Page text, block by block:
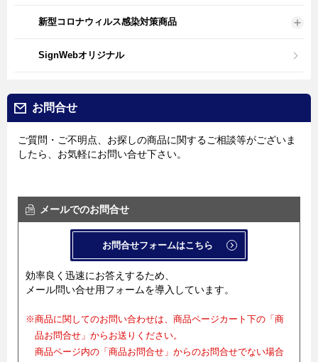
新型コロナウィルス感染対策商品
SignWebオリジナル
お問合せ
ご質問・ご不明点、お探しの商品に関するご相談等がございま
したら、お気軽にお問い合せ下さい。
メールでのお問合せ
お問合せフォームはこちら
効率良く迅速にお答えするため、
メール問い合せ用フォームを導入しています。
※商品に関してのお問い合わせは、商品ページカート下の「商
品お問合せ」からお送りください。
商品ページ内の「商品お問合せ」からのお問合せでない場合